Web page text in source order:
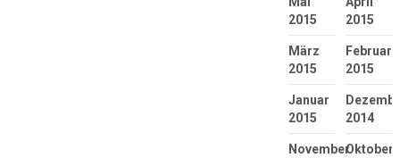
2015
2015
März
2015
Februar
2015
Januar
2015
2014
NovemberOktober